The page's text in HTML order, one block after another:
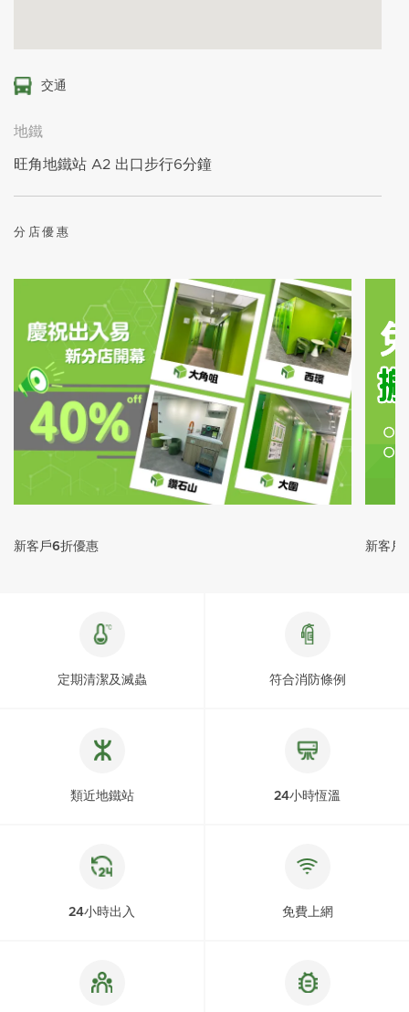
交通
地鐵
旺角地鐵站 A2 出口步行6分鐘
分店優惠
新客戶6折優惠 新客戶
定期清潔及滅蟲 符合消防條例
類近地鐵站 24小時恆溫
24小時出入 免費上網